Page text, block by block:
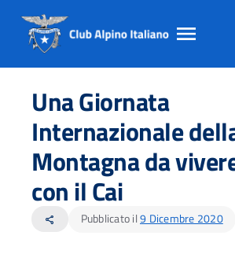
Salta
contento
principale
Salta
Salta
Una Giornata
Internazionale
Montagna da
con il Cai
share Pubblicato il9 Dicembre 2020